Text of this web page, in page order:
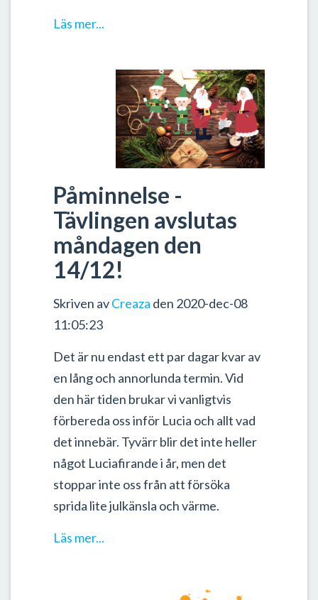
Läs mer...
Påminnelse -
Tävlingen avslutas
måndagen den
14/12!
Skriven avCreaza den 2020-dec-08
11:05:23
Det är nu endast ett par dagar kvar av
en lång och annorlunda termin. Vid
den här tiden brukar vi vanligtvis
förbereda oss inför Lucia och allt vad
det innebär. Tyvärr blir det inte heller
något Luciafirande i år, men det
stoppar inte oss från att försöka
sprida lite julkänsla och värme.
Läs mer...